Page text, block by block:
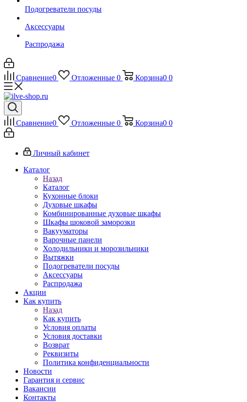
Подогреватели посуды
Аксессуары
Распродажа
Сравнение0 Отложенные 0 Корзина0 0
Сравнение0 Отложенные 0 Корзина0 0
Личный кабинет
Каталог
Назад
Каталог
Кухонные блоки
Духовые шкафы
Комбинированные духовые шкафы
Шкафы шоковой заморозки
Вакууматоры
Варочные панели
Холодильники и морозильники
Вытяжки
Подогреватели посуды
Аксессуары
Распродажа
Акции
Как купить
Назад
Как купить
Условия оплаты
Условия доставки
Возврат
Реквизиты
Политика конфиденциальности
Новости
Гарантия и сервис
Вакансии
Контакты